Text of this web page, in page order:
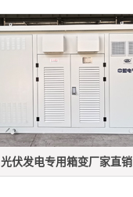
光伏发电专用箱变厂家直销